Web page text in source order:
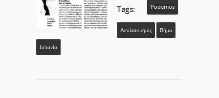
Tags: Podemos
Αντιλαϊκισμός Βήμα
Ισπανία